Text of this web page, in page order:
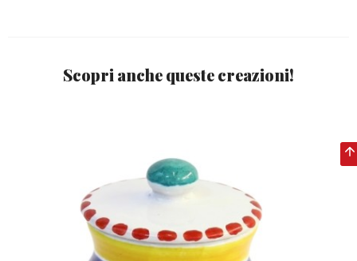
Scopri anche queste creazioni!